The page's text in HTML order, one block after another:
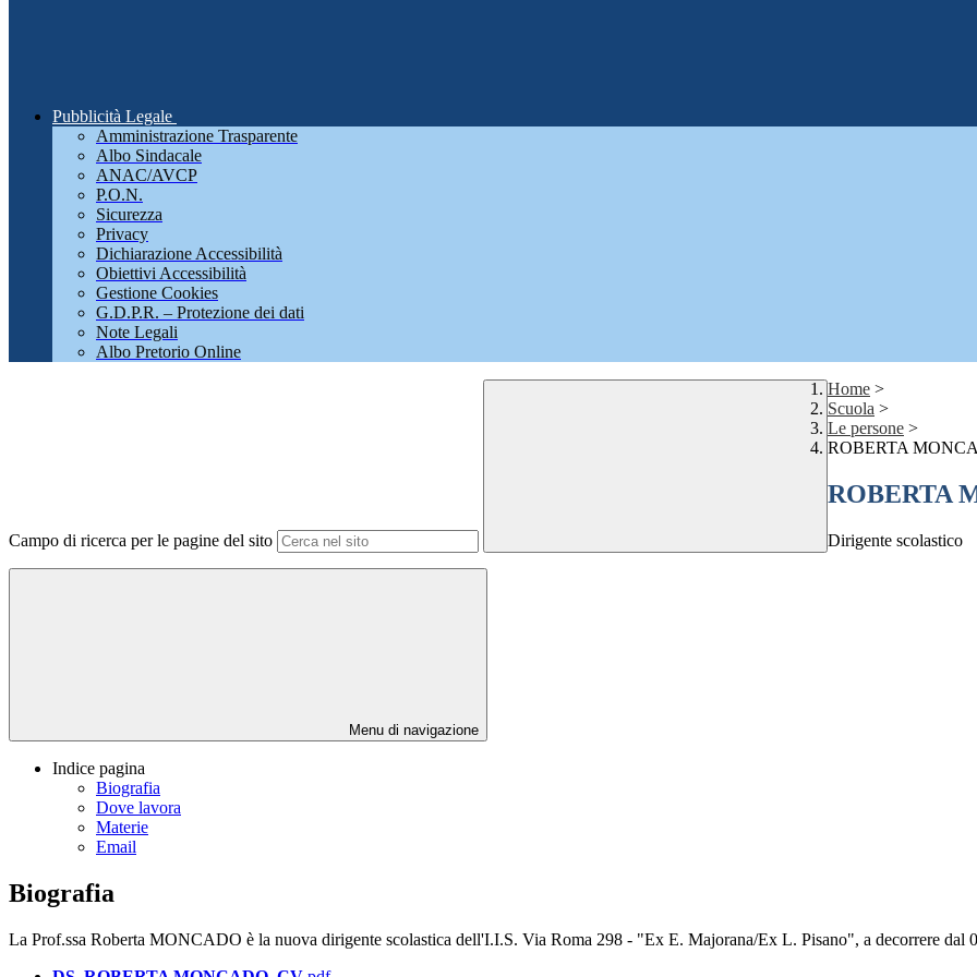
Pubblicità Legale
Amministrazione Trasparente
Albo Sindacale
ANAC/AVCP
P.O.N.
Sicurezza
Privacy
Dichiarazione Accessibilità
Obiettivi Accessibilità
Gestione Cookies
G.D.P.R. – Protezione dei dati
Note Legali
Albo Pretorio Online
Campo di ricerca per le pagine del sito
Home >
Scuola >
Le persone >
ROBERTA
ROBERTA
Dirigente scolastico
Menu di navigazione
Indice pagina
Biografia
Dove lavora
Materie
Email
Biografia
La Prof.ssa Roberta MONCADO è la nuova dirigente scolastica dell'I.I.S. Via Roma 298 - "Ex E. Majorana/Ex L. Pisano", a decorrere dal